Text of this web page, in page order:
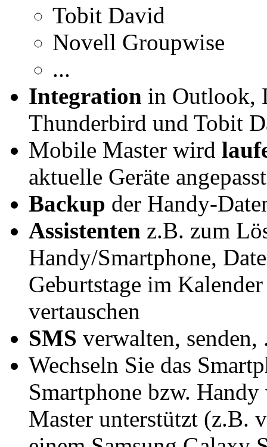
Tobit David
Novell Groupwise
...
Integration in Outlook,
Thunderbird und Tobit
Mobile Master wird
aktuelle Geräte
Backup der Handy-
Assistenten z.B. zum
Handy/Smartphone,
Geburtstage im
vertauschen
SMS verwalten, senden,
Wechseln Sie das
Smartphone bzw.
Master unterstützt (z.B.